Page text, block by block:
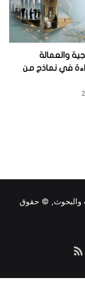
والعمالة
في نماذج من
والبحوث, © حقوق
الموقع